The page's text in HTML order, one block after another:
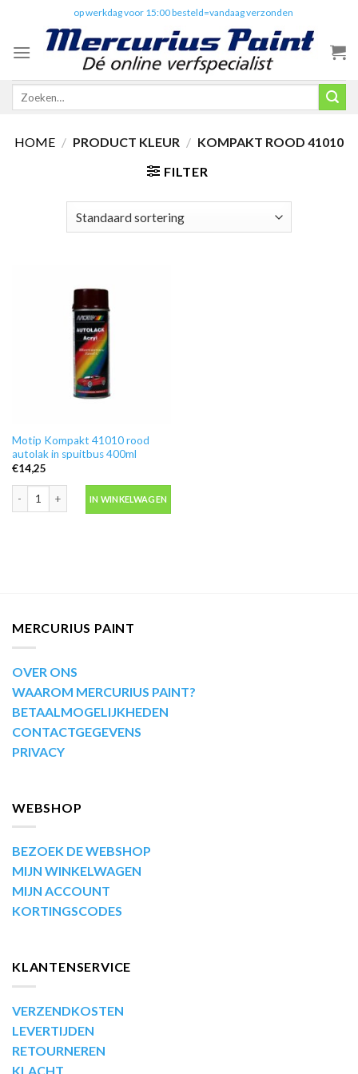
content
op werkdag voor 15:00 besteld=vandaag verzonden
Zoeken
HOME / PRODUCT KLEUR / KOMPAKT ROOD 41010
FILTER
Motip Kompakt 41010 rood
autolak in spuitbus 400ml
€14,25
IN WINKELWAGEN
MERCURIUS PAINT
OVER ONS
WAAROM MERCURIUS PAINT?
BETAALMOGELIJKHEDEN
CONTACTGEGEVENS
PRIVACY
WEBSHOP
BEZOEK DE WEBSHOP
MIJN WINKELWAGEN
MIJN ACCOUNT
KORTINGSCODES
KLANTENSERVICE
VERZENDKOSTEN
LEVERTIJDEN
RETOURNEREN
KLACHT